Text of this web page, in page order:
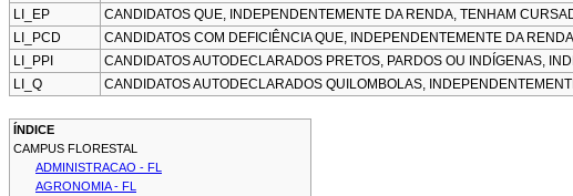
LI_EP
CANDIDATOS QUE, INDEPENDENTEMENTE DA RENDA, TENHAM
LI_PCD
CANDIDATOS COM DEFICIÊNCIA QUE, INDEPENDENTEMENTE DA
LI_PPI
CANDIDATOS AUTODECLARADOS PRETOS, PARDOS OU INDÍGENAS,
LI_Q
CANDIDATOS AUTODECLARADOS QUILOMBOLAS,
ÍNDICE
CAMPUS FLORESTAL
ADMINISTRACAO - FL
AGRONOMIA - FL